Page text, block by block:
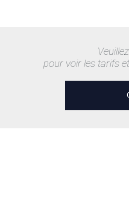
pour voir les tarifs